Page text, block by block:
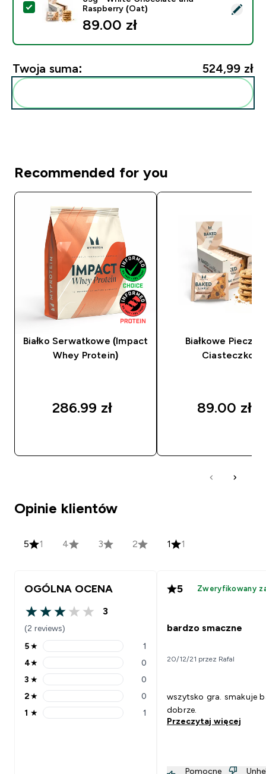
Wybierz ten produkt - Białkowe Pieczone
Raspberry (Oat)
89.00 zł‎
Twoja suma: 524,99 zł‎
Recommended for you
Białko Serwatkowe (Impact
Whey Protein)
286.99 zł‎
Białkowe
Ciasteczko
89.00 zł‎
Opinie klientów
5 1 4 3 2 1 1
OGÓLNA OCENA
3 out of 5 stars
3
(2 reviews)
5 stars rating 1 reviews
5★ 1
4 stars rating 0 reviews
4★ 0
3 stars rating 0 reviews
3 ★ 0
2 stars rating 0 reviews
2★ 0
1 stars rating 1 reviews
1 ★ 1
5 Zweryfikowany
bardzo smaczne
20/12/21 przez Rafal
wszytsko gra. smakuje
dobrze.
Przeczytaj więcej
Pomocne